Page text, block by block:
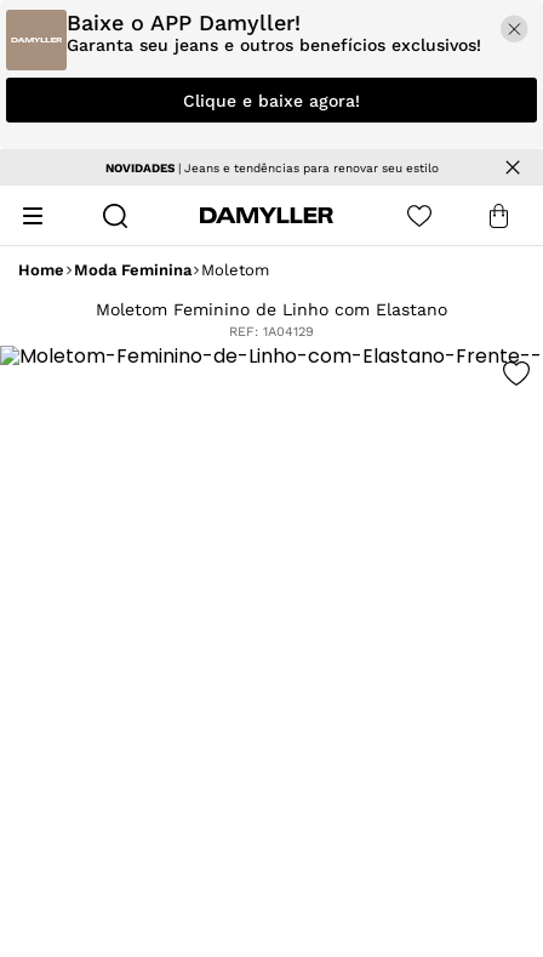
Baixe o APP Damyller!
Garanta seu jeans e outros benefícios exclusivos!
Clique e baixe agora!
NOVIDADES| Jeans e tendências para renovar seu estilo
Home Moda Feminina Moletom
Moletom Feminino de Linho com Elastano
REF: 1A04129